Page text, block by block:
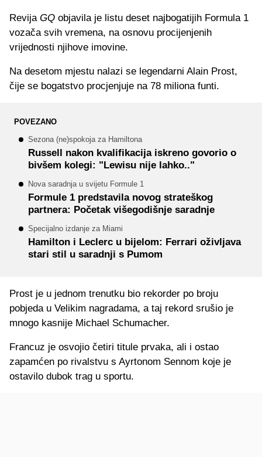
Revija GQ objavila je listu deset najbogatijih Formula 1
vozača svih vremena, na osnovu procijenjenih
vrijednosti njihove imovine.
Na desetom mjestu nalazi se legendarni Alain Prost,
čije se bogatstvo procjenjuje na 78 miliona funti.
POVEZANO
Sezona (ne)spokoja za Hamiltona
Russell nakon kvalifikacija iskreno govorio o
bivšem kolegi: "Lewisu nije lahko.."
Nova saradnja u svijetu Formule 1
Formule 1 predstavila novog strateškog
partnera: Početak višegodišnje saradnje
Specijalno izdanje za Miami
Hamilton i Leclerc u bijelom: Ferrari oživljava
stari stil u saradnji s Pumom
Prost je u jednom trenutku bio rekorder po broju
pobjeda u Velikim nagradama, a taj rekord srušio je
mnogo kasnije Michael Schumacher.
Francuz je osvojio četiri titule prvaka, ali i ostao
zapamćen po rivalstvu s Ayrtonom Sennom koje je
ostavilo dubok trag u sportu.